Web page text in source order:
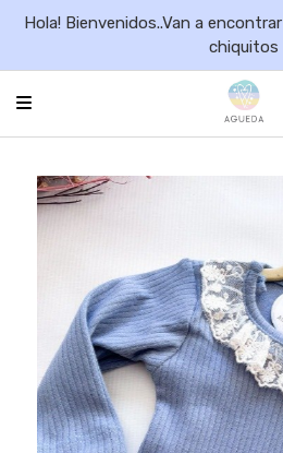
Hola! Bienvenidos..Van a
chiquitos